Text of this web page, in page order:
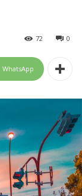
0
72
WhatsApp